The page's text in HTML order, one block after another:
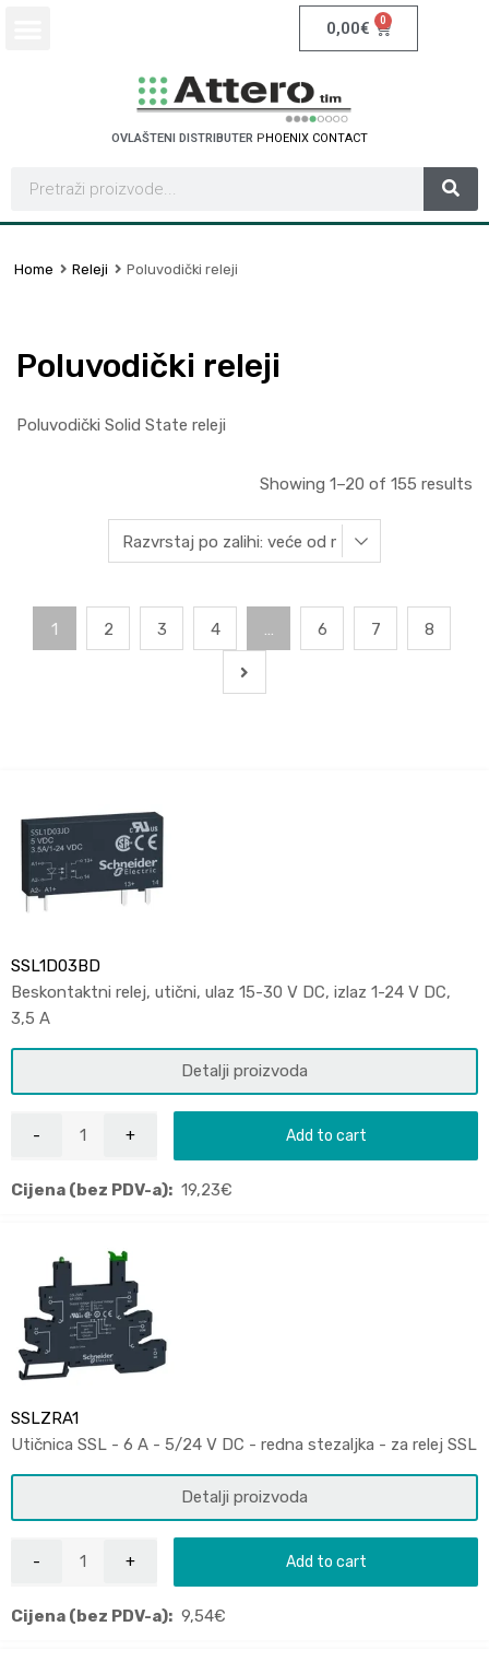
0,00€ 0
OVLAŠTENI DISTRIBUTER SCHNEIDER ELECTT
Home Releji Poluvodički releji
Poluvodički releji
Poluvodički Solid State releji
Showing 1–20 of 155 results
1 2 3 4 … 6 7 8
SSL1D03BD
Beskontaktni relej, utični, ulaz 15-30 V DC, izlaz 1-24 V DC,
3,5 A
Detalji proizvoda
Add to cart
Cijena (bez PDV-a): 19,23€
SSLZRA1
Utičnica SSL - 6 A - 5/24 V DC - redna stezaljka - za relej SSL
Detalji proizvoda
Add to cart
Cijena (bez PDV-a): 9,54€